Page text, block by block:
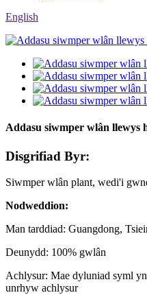
English
Addasu siwmper wlân llewys
Disgrifiad Byr:
Siwmper wlân plant, wedi'i
Nodweddion:
Man tarddiad: Guangdong,
Deunydd: 100% gwlân
Achlysur: Mae dyluniad syml
unrhyw achlysur